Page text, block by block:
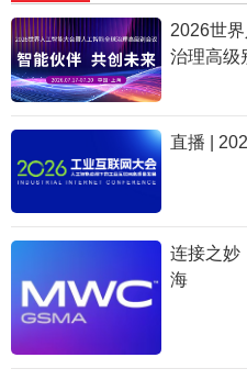
2026世
治理高级
直播 |
连接之妙，逐梦
海